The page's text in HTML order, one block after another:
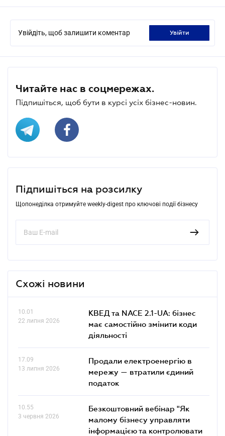
Увійдіть, щоб залишити коментар увійти
Читайте нас в соцмережах.
Підпишіться, щоб бути в курсі усіх бізнес-новин.
Підпишіться на розсилку
Щопонеділка отримуйте weekly-digest про ключові події бізнесу
Схожі новини
10.01
22 липня 2026
КВЕД та NACE 2.1-UA: бізнес
має самостійно змінити коди
діяльності
17.09
13 липня 2026
Продали електроенергію в
мережу — втратили єдиний
податок
10.55
3 червня 2026
Безкоштовний вебінар "Як
малому бізнесу управляти
інформацією та контролювати